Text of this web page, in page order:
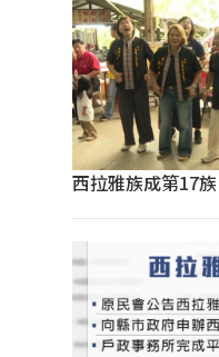
西拉雅族成第17